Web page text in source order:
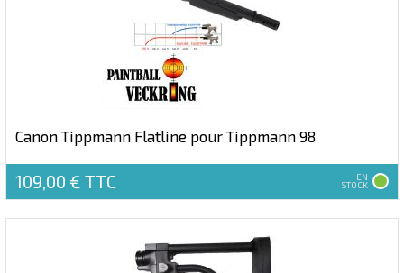
Canon Tippmann Flatline pour Tippmann 98
109,00 € TTC EN
STOCK